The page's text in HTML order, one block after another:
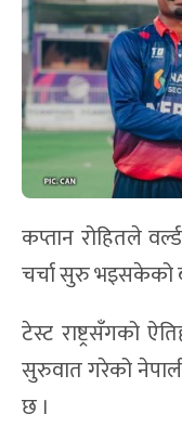
कप्तान रोहितले
चर्चा सुरु भइसकेको
टेस्ट राष्ट्रसँगको
सुरुवात गरेको
छ ।